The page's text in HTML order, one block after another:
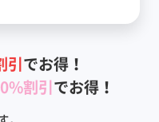
引でお得！
割引でお得！